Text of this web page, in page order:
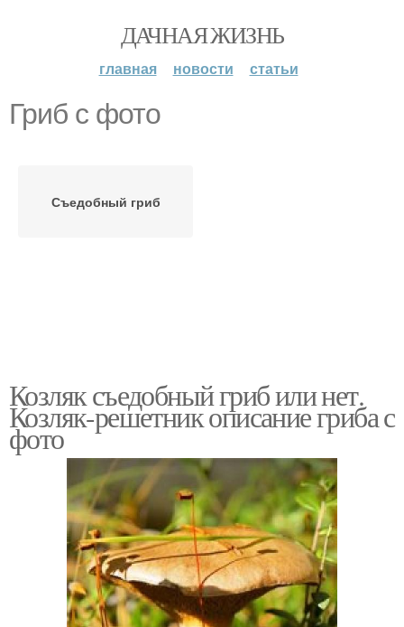
ДАЧНАЯ ЖИЗНЬ
главная новости статьи
Гриб с фото
Съедобный гриб
Козляк съедобный гриб или нет.
Козляк-решетник описание гриба с
фото